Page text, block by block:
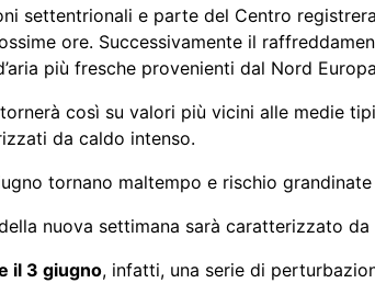
settentrionali e parte del Centro
ore. Successivamente il
più fresche provenienti dal Nord
così su valori più vicini alle medie
da caldo intenso.
tornano maltempo e rischio grandinate
della nuova settimana sarà caratterizzato
il 3 giugno, infatti, una serie di